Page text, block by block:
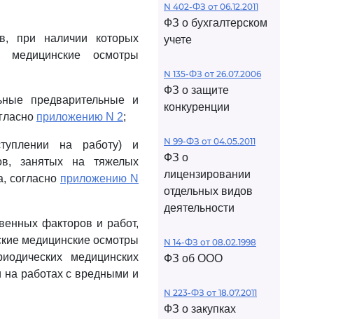
при наличии которых
медицинские осмотры
предварительные и
приложению N 2;
на работу) и
занятых на тяжелых
согласно приложению N
факторов и работ,
медицинские осмотры
медицинских
на работах с вредными и
N 402-ФЗ от 06.12.2011
ФЗ о бухгалтерском
учете
N 135-ФЗ от 26.07.2006
ФЗ о защите
конкуренции
N 99-ФЗ от 04.05.2011
ФЗ о
лицензировании
отдельных видов
деятельности
N 14-ФЗ от 08.02.1998
ФЗ об ООО
N 223-ФЗ от 18.07.2011
ФЗ о закупках